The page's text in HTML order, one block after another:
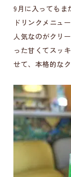
9月に入ってもま
ドリンクメニュ
人気なのがクリ
った甘くてスッ
せて、本格的な